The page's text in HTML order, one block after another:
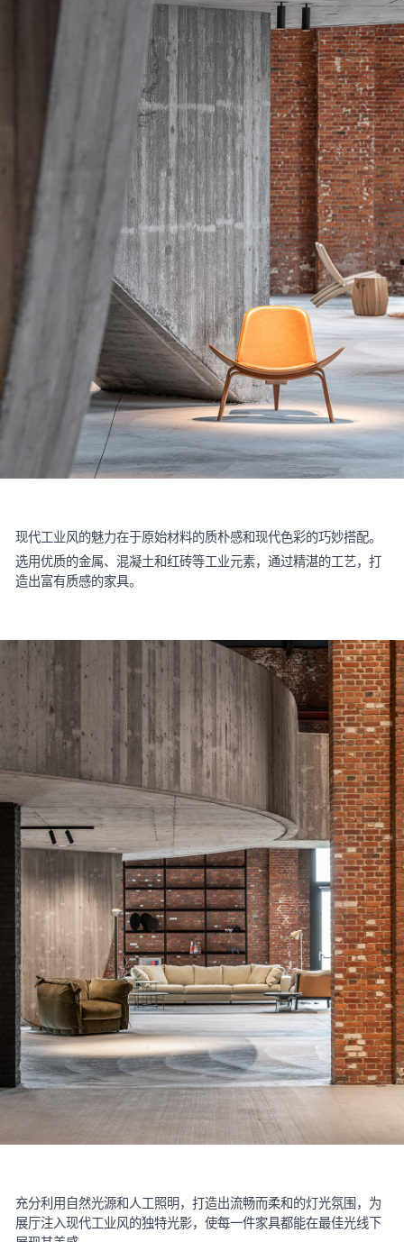
现代工业风的魅力在于原始材料的质朴感和现代色彩的巧妙搭配。
选用优质的金属、混凝土和红砖等工业元素，通过精湛的工艺，打
造出富有质感的家具。
充分利用自然光源和人工照明，打造出流畅而柔和的灯光氛围，为
展厅注入现代工业风的独特光影，使每一件家具都能在最佳光线下